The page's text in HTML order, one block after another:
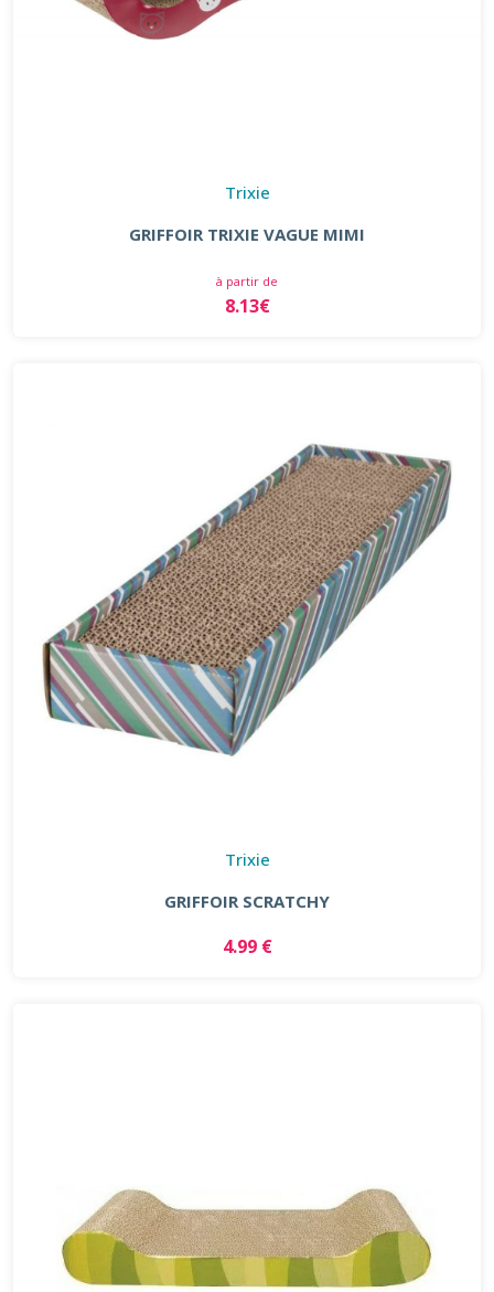
Trixie
GRIFFOIR TRIXIE VAGUE MIMI
à partir de
8.13€
Trixie
GRIFFOIR SCRATCHY
4.99 €